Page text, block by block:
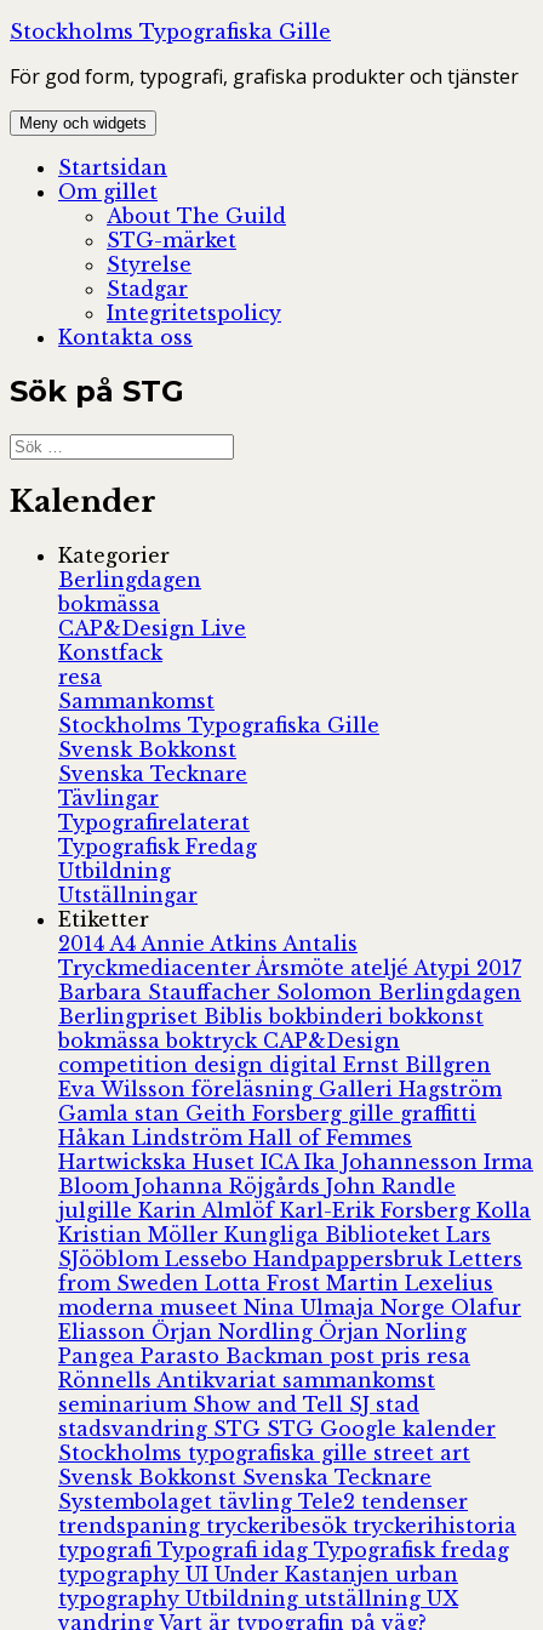
Hoppa
innehåll
Stockholms Typografiska Gille
För god form, typografi, grafiska produkter och tjänster
Meny och widgets
Startsidan
Om gillet
About The Guild
STG-märket
Styrelse
Stadgar
Integritetspolicy
Kontakta oss
Sök på STG
Sök
efter:
Kalender
Kategorier
Berlingdagen
bokmässa
CAP&Design Live
Konstfack
resa
Sammankomst
Stockholms Typografiska Gille
Svensk Bokkonst
Svenska Tecknare
Tävlingar
Typografirelaterat
Typografisk Fredag
Utbildning
Utställningar
Etiketter
2014 A4 Annie Atkins Antalis
Tryckmediacenter Årsmöte ateljé Atypi 2017
Barbara Stauffacher Solomon Berlingdagen
Berlingpriset Biblisbokbinderibokkonst
bokmässaboktryck CAP&Design
competition design digital Ernst Billgren
Eva Wilsson föreläsning Galleri Hagström
Gamla stan Geith Forsberg gille graffitti
Håkan Lindström Hall of Femmes
Hartwickska Huset ICA Ika Johannesson Irma
Bloom Johanna Röjgårds John Randle
julgille Karin Almlöf Karl-Erik Forsberg Kolla
Kristian Möller Kungliga Biblioteket Lars
SJööblom Lessebo Handpappersbruk Letters
from Sweden Lotta Frost Martin Lexelius
moderna museet Nina Ulmaja Norge Olafur
Eliasson Örjan Nordling Örjan Norling
Pangea Parasto Backman post pris resa
Rönnells Antikvariat sammankomst
seminarium Show and Tell SJ stad
stadsvandring STG STG Google kalender
Stockholms typografiska gille street art
Svensk Bokkonst Svenska Tecknare
Systembolaget tävling Tele2 tendenser
trendspaning tryckeribesök tryckerihistoria
typografi Typografi idag Typografisk fredag
typography UI Under Kastanjen urban
typography Utbildning utställning UX
vandring Vart är typografin på väg?